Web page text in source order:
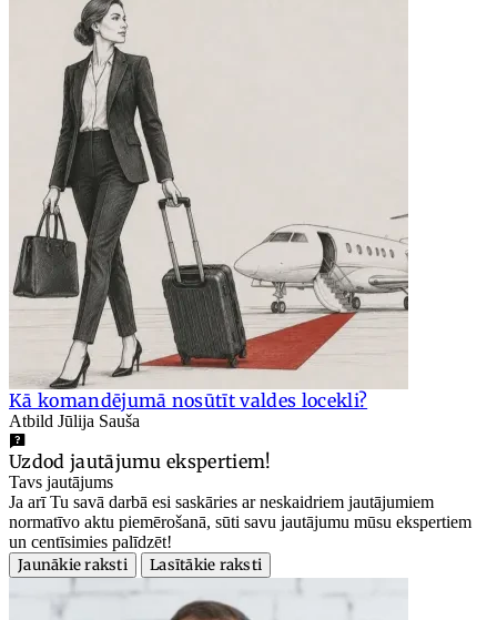
Kā komandējumā nosūtīt valdes locekli?
Atbild Jūlija Sauša
Uzdod jautājumu ekspertiem!
Tavs jautājums
Ja arī Tu savā darbā esi saskāries ar neskaidriem jautājumiem
normatīvo aktu piemērošanā, sūti savu jautājumu mūsu ekspertiem
un centīsimies palīdzēt!
Jaunākie raksti
Lasītākie raksti